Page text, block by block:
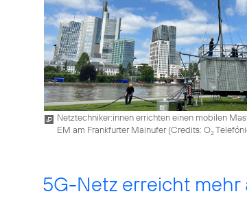
Netztechniker:innen errichten einen mobilen
EM am Frankfurter Mainufer (Credits: O2
5G-Netz erreicht mehr